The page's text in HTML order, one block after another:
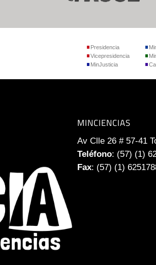
Presidencia
Vicepresidencia
MinJusticia
MINCIENCIAS
Av Clle 26 # 57-41
Teléfono: (57) (1)
Fax: (57) (1)